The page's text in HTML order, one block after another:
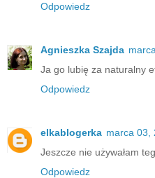
Odpowiedz
Agnieszka Szajda
Ja go lubię za naturalny
Odpowiedz
elkablogerka marca 03,
Jeszcze nie używałam
Odpowiedz